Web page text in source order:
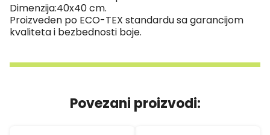
Dimenzija:40x40 cm.
Proizveden po ECO-TEX standardu sa garancijom
kvaliteta i bezbednosti boje.
Povezani proizvodi: